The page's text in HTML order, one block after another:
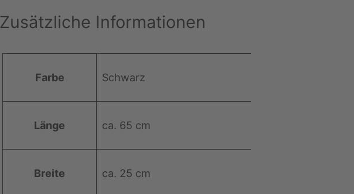
Zusätzliche Informationen
t
W
er
Farbe Schwarz
Länge ca. 65 cm
Breite ca. 25 cm